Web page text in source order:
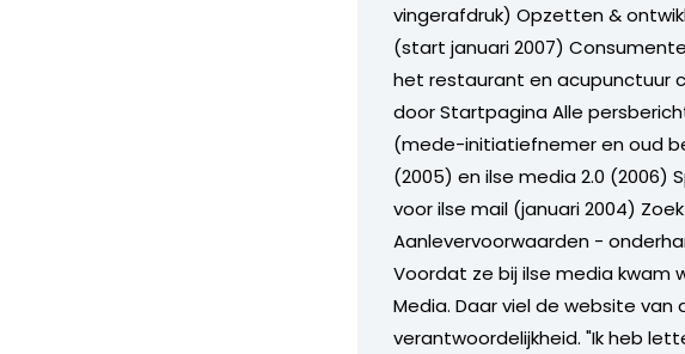
vingerafdruk) Opzetten &
(start januari 2007)
het restaurant en acupunctuur
door Startpagina Alle
(mede-initiatiefnemer en oud
(2005) en ilse media 2.0 (2006)
voor ilse mail (januari 2004)
Aanlevervoorwaarden -
Voordat ze bij ilse media kwam
Media. Daar viel de website
verantwoordelijkheid. "Ik heb